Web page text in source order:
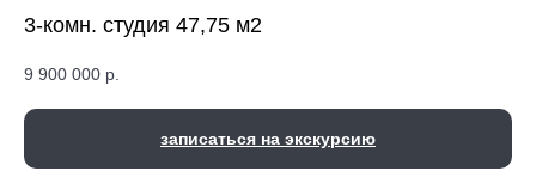
3-комн. студия 47,75 м2
9 900 000 р.
записаться на экскурсию